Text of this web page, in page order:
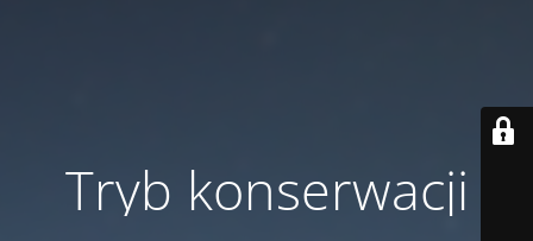
Tryb konserwacji